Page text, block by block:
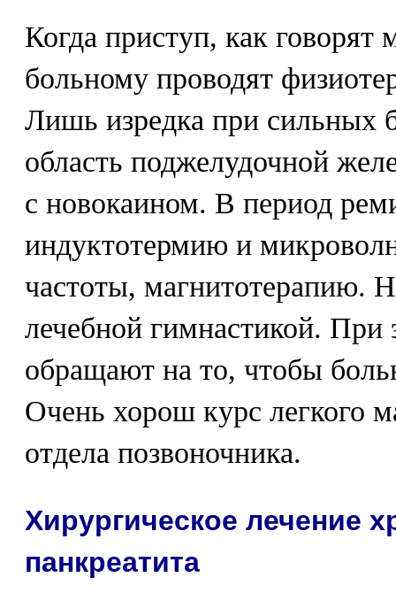
Когда приступ, как говорят
больному проводят
Лишь изредка при сильных
область поджелудочной
с новокаином. В период
индуктотермию и
частоты, магнитотерапию.
лечебной гимнастикой. При
обращают на то, чтобы
Очень хорош курс легкого
отдела позвоночника.
Хирургическое лечение
панкреатита